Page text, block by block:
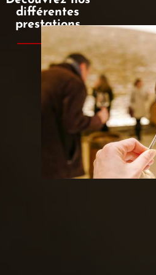
différentes
prestations